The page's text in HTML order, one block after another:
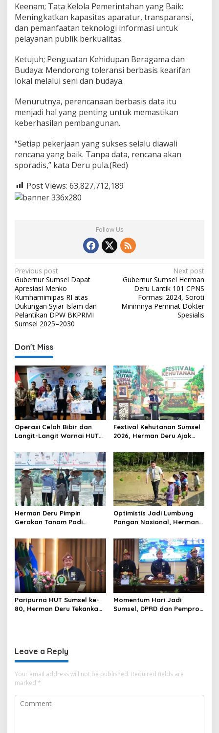
t
e
r
a
a
M
a
s
r
a
k
Keenam; Tata Kelola Pemerintahan yang Baik:
Meningkatkan kapasitas aparatur, transparansi,
dan pemanfaatan teknologi informasi untuk
pelayanan publik berkualitas.
Ketujuh; Penguatan Kehidupan Beragama dan
Budaya: Mendorong toleransi berbasis kearifan
lokal melalui seni dan budaya.
Menurutnya, perencanaan berbasis data itu
menjadi hal yang penting untuk memastikan
keberhasilan pembangunan.
“Setiap pekerjaan yang sukses selalu diawali
rencana yang baik. Tanpa data, rencana akan
sporadis,” kata Deru pula.(Red)
Post Views: 63,827,712,189
Follow Us
P
o
s
t
n
a
v
i
g
a
t
i
o
n
Previous post
Gubernur Sumsel Dapat
Apresiasi Menko
Kumhamimipas RI atas
Dukungan Syiar Islam dan
Pelantikan DPW BKPRMI
Sumsel 2025–2030
Next post
Gubernur Sumsel Herman
Deru Lantik 101 CPNS
Formasi 2024, Soroti
Minimnya Peminat Dokter
Spesialis
Don't Miss
Operasi Celah Bibir dan
Langit-Langit Warnai HUT
Manfaatnya Sangat Besar
Festival Kehutanan Sumsel
2026, Herman Deru Ajak
Kelestarian Hutan
Herman Deru Pimpin
Gerakan Tanam Padi
Banyuasin Bidik Produksi 1
Juta Ton
Optimistis Jadi Lumbung
Pangan Nasional, Herman
Gabah Sumsel Tembus 5
Juta Ton
Paripurna HUT Sumsel ke-
80, Herman Deru Tekankan
Momentum Hari Jadi
Sumsel, DPRD dan Pemprov
Leave a Reply
Your email address will not be published. Required fields are
marked *